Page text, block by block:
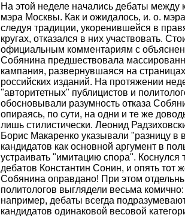
На этой неделе начались дебаты между
мэра Москвы. Как и ожидалось, и. о.
следуя традиции, укоренившейся в
кругах, отказался в них участвовать.
официальным комментариям с
Собянина предшествовала
кампания, развернувшаяся на
российских изданий. На протяжении
"авторитетных" публицистов и
обосновывали разумность отказа
опираясь, по сути, на одни и те же
лишь стилистически. Леонид
Борис Макаренко указывали "разницу в
кандидатов как основной аргумент в
устраивать "имитацию спора". Коснулся
дебатов Константин Сонин, и опять тот
Собянина оправдано! При этом
политологов выглядели весьма
например, дебаты всегда
кандидатов одинаковой весовой